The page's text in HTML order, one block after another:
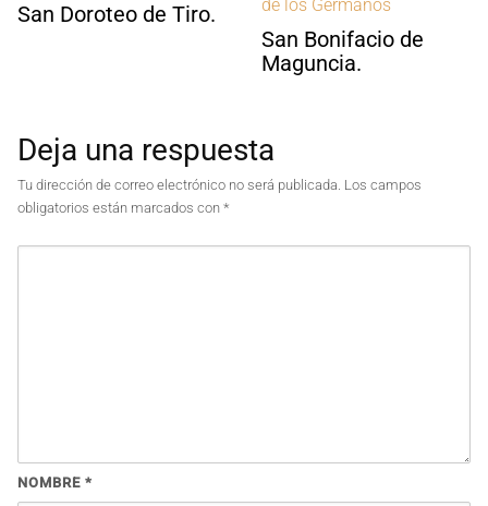
San Doroteo de Tiro.
San Bonifacio de
Maguncia.
Deja una respuesta
Tu dirección de correo electrónico no será publicada. Los campos
obligatorios están marcados con *
NOMBRE *